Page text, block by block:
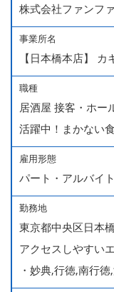
株式会社ファンフ
事業所名
【日本橋本店】
職種
居酒屋 接客・ホー
活躍中！まかない食
雇用形態
パート・アルバイト
勤務地
東京都中央区日本
アクセスしやすい
・妙典,行徳,南行